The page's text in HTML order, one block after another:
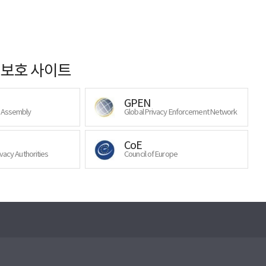
호 사이트
GPEN
Global Privacy Enforcement Network
Authorities
CoE
Council of Europe